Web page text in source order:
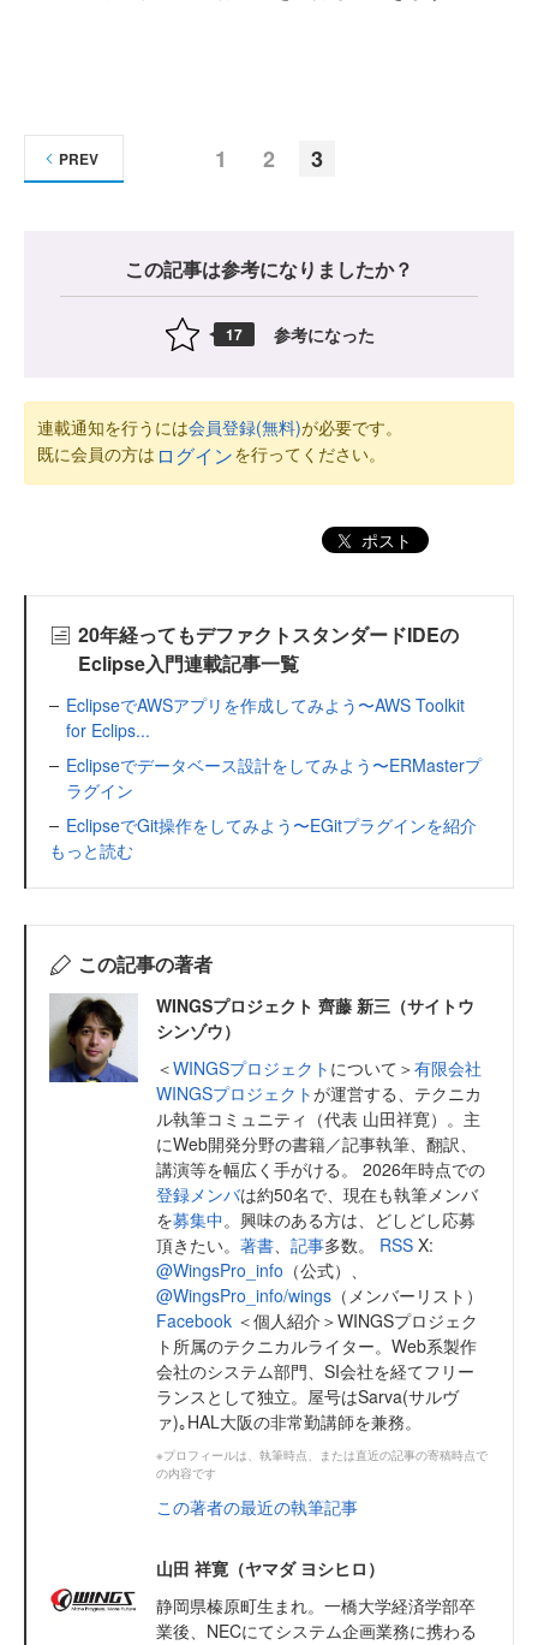
1 2 3
PREV
この記事は参考になりましたか？
17 参考になった
連載通知を行うには会員登録(無料)が必要です。
既に会員の方は ログインを行ってください。
ポスト
20年経ってもデファクトスタンダードIDEの
Eclipse入門連載記事一覧
EclipseでAWSアプリを作成してみよう〜AWS Toolkit
for Eclips...
Eclipseでデータベース設計をしてみよう〜ERMasterプ
ラグイン
EclipseでGit操作をしてみよう〜EGitプラグインを紹介
もっと読む
この記事の著者
WINGSプロジェクト 齊藤 新三（サイトウ
シンゾウ）
＜WINGSプロジェクト について＞有限会社
WINGSプロジェクトが運営する、テクニカ
ル執筆コミュニティ（代表 山田祥寛）。主
にWeb開発分野の書籍／記事執筆、翻訳、
講演等を幅広く手がける。 2026年時点での
登録メンバは約50名で、現在も執筆メンバ
を募集中。興味のある方は、どしどし応募
頂きたい。 著書、 記事多数。 RSS X:
@WingsPro_info （公式）、
@WingsPro_info/wings （メンバーリスト）
Facebook ＜個人紹介＞WINGSプロジェク
ト所属のテクニカルライター。Web系製作
会社のシステム部門、SI会社を経てフリー
ランスとして独立。屋号はSarva(サルヴ
ァ)｡HAL大阪の非常勤講師を兼務。
※プロフィールは、執筆時点、または直近の記事の寄稿時点で
の内容です
この著者の最近の執筆記事
山田 祥寛（ヤマダ ヨシヒロ）
静岡県榛原町生まれ。一橋大学経済学部卒
業後、NECにてシステム企画業務に携わる